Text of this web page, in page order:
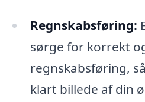
Regnskabsføring:
sørge for korrekt
regnskabsføring,
klart billede af din